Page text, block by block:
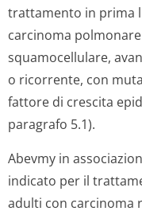
trattamento in prima
carcinoma
squamocellulare,
o ricorrente, con
fattore di crescita
paragrafo 5.1).
Abevmy in
indicato per il
adulti con carcinoma